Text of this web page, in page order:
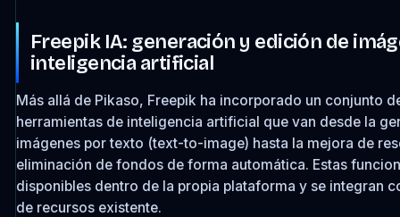
Freepik IA: generación y edición de
inteligencia artificial
Más allá de Pikaso, Freepik ha incorporado un conjunto
herramientas de inteligencia artificial que van desde la
imágenes por texto (text-to-image) hasta la mejora de
eliminación de fondos de forma automática. Estas
disponibles dentro de la propia plataforma y se integran
de recursos existente.